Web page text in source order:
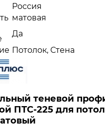
Россия
матовая
Да
Потолок, Стена
теневой
ПТС-225 для